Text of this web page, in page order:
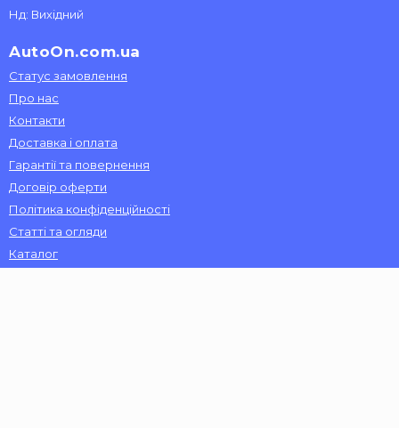
Нд: Вихідний
AutoOn.com.ua
Статус замовлення
Про нас
Контакти
Доставка і оплата
Гарантії та повернення
Договір оферти
Політика конфіденційності
Статті та огляди
Каталог